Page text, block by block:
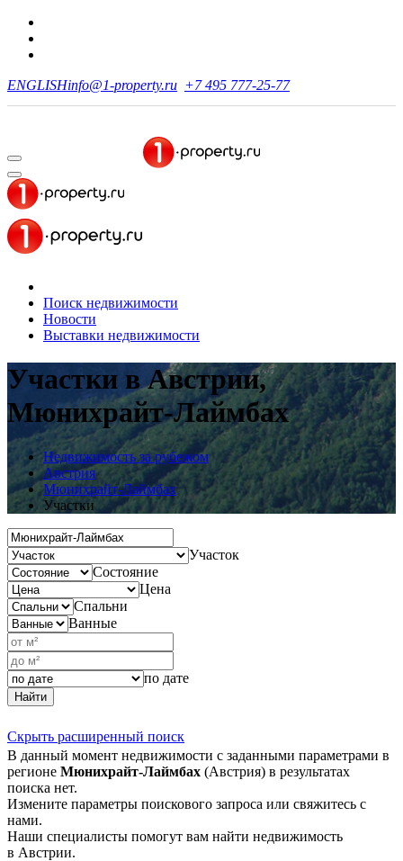
ENGLISHinfo@1-property.ru +7 495 777-25-77
Поиск недвижимости
Новости
Выставки недвижимости
Участки в Австрии,
Мюнихрайт-Лаймбах
Недвижимость за рубежом
Австрия
Мюнихрайт-Лаймбах
Участки
Участок
Состояние
Цена
Спальни
Ванные
по дате
Найти
Скрыть расширенный поиск
В данный момент недвижимости с заданными параметрами в
регионе Мюнихрайт-Лаймбах (Австрия) в результатах
поиска нет.
Измените параметры поискового запроса или свяжитесь с
нами.
Наши специалисты помогут вам найти недвижимость
в Австрии.